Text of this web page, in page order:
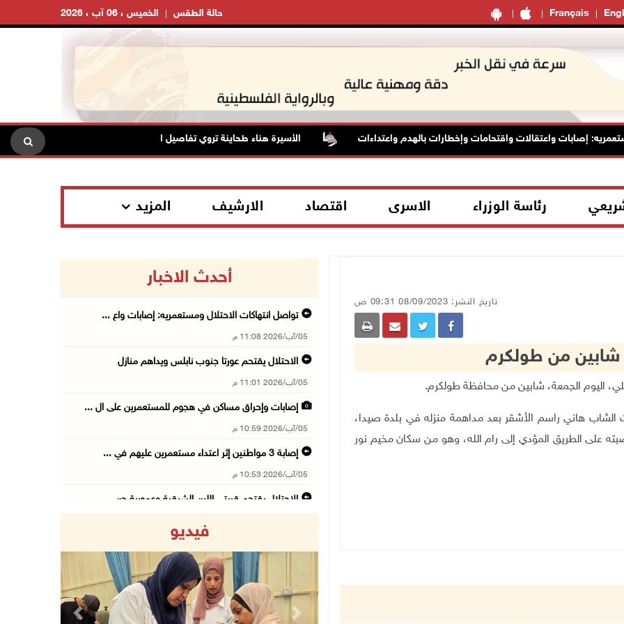
Français الخميس ، 06 آب ، 2026 حالة الطقس
إصابات واعتقالات واقتحامات وإخطارات بالهدم واعتداءات الأسيرة هناء طحاينة تروي تفاصيل اعتقالها: حُرمت من وداع أطفالها وتعرضت
رئاسة الوزراء الاسرى اقتصاد الارشيف المزيد
تاريخ النشر: 08/09/2023 09:31 ص
شابين من طولكرم
الشاب هاني راسم الأشقر بعد مداهمة منزله في بلدة صيدا،
على الطريق المؤدي إلى رام الله، وهو من سكان مخيم نور
أحدث الاخبار
تواصل انتهاكات الاحتلال ومستعمريه: إصابات واع ...
05/آب/2026 11:08 م
الاحتلال يقتحم عورتا جنوب نابلس ويداهم منازل
05/آب/2026 11:01 م
إصابات وإحراق مساكن في هجوم للمستعمرين على ال ...
05/آب/2026 10:59 م
إصابة 3 مواطنين إثر اعتداء مستعمرين عليهم في ...
05/آب/2026 10:53 م
الاحتلال يقتحم قريتي اللبن الشرقية وعمورية جن ...
مستعمرون يقتحمون بيت فجار جنوب بيت لحم
05/آب/2026 10:19 م
فيديو
Previous Next